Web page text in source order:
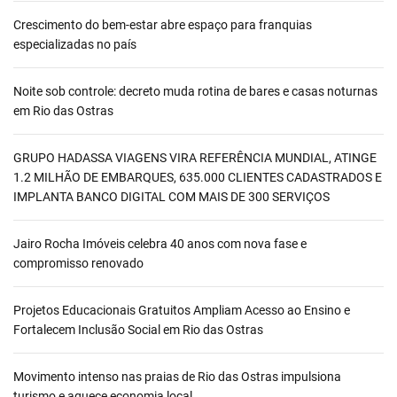
Crescimento do bem-estar abre espaço para franquias
especializadas no país
Noite sob controle: decreto muda rotina de bares e casas noturnas
em Rio das Ostras
GRUPO HADASSA VIAGENS VIRA REFERÊNCIA MUNDIAL, ATINGE
1.2 MILHÃO DE EMBARQUES, 635.000 CLIENTES CADASTRADOS E
IMPLANTA BANCO DIGITAL COM MAIS DE 300 SERVIÇOS
Jairo Rocha Imóveis celebra 40 anos com nova fase e
compromisso renovado
Projetos Educacionais Gratuitos Ampliam Acesso ao Ensino e
Fortalecem Inclusão Social em Rio das Ostras
Movimento intenso nas praias de Rio das Ostras impulsiona